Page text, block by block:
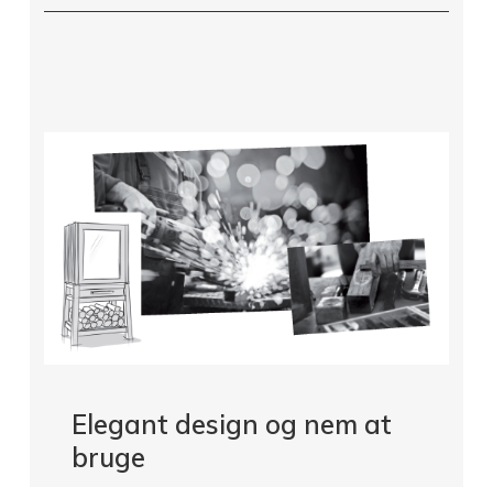
Elegant design og nem at
bruge